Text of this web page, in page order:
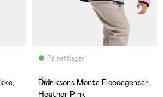
På nettlager
(1)
Didriksons Monte Fleecegenser,
Heather Pink